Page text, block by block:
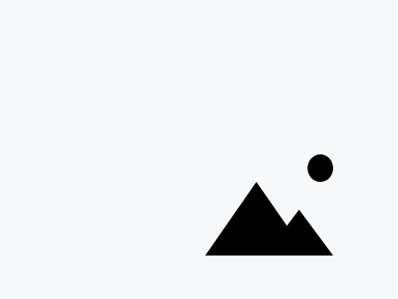
Contactez notre service client